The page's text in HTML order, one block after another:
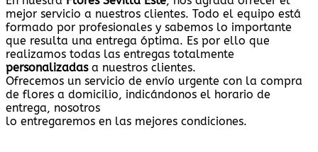
mejor servicio a nuestros clientes. Todo el equipo está
formado por profesionales y sabemos lo importante
que resulta una entrega óptima. Es por ello que
realizamos todas las entregas totalmente
personalizadasa nuestros clientes.
Ofrecemos un servicio de envío urgente con la compra
de flores a domicilio, indicándonos el horario de
entrega, nosotros
lo entregaremos en las mejores condiciones.